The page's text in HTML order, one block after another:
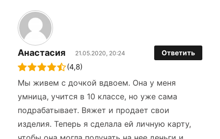
Анастасия 21.05.2020, 20:24 Ответить
(4,8)
Мы живем с дочкой вдвоем. Она у меня
умница, учится в 10 классе, но уже сама
подрабатывает. Вяжет и продает свои
изделия. Теперь я сделала ей личную карту,